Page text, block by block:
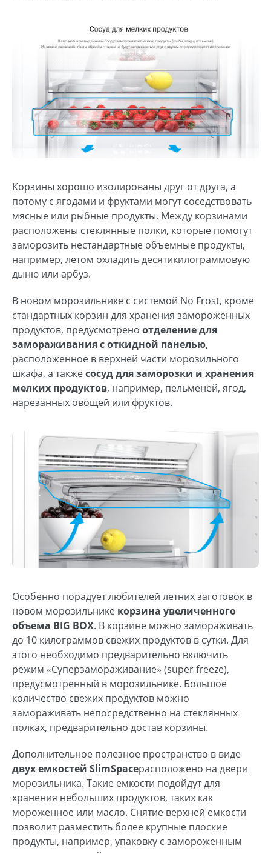
Корзины хорошо изолированы друг от друга, а
потому с ягодами и фруктами могут соседствовать
мясные или рыбные продукты. Между корзинами
расположены стеклянные полки, которые помогут
заморозить нестандартные объемные продукты,
например, летом охладить десятикилограммовую
дыню или арбуз.
В новом морозильнике с системой No Frost, кроме
стандартных корзин для хранения замороженных
продуктов, предусмотрено отделение для
замораживания с откидной панелью,
расположенное в верхней части морозильного
шкафа, а такжесосуд для заморозки и хранения
мелких продуктов, например, пельменей, ягод,
нарезанных овощей или фруктов.
Особенно порадует любителей летних заготовок в
новом морозильнике корзина увеличенного
объема BIG BOX. В корзине можно замораживать
до 10 килограммов свежих продуктов в сутки. Для
этого необходимо предварительно включить
режим «Суперзамораживание» (super freeze),
предусмотренный в морозильнике. Большое
количество свежих продуктов можно
замораживать непосредственно на стеклянных
полках, предварительно достав корзины.
Дополнительное полезное пространство в виде
двух емкостей SlimSpaceрасположено на двери
морозильника. Такие емкости подойдут для
хранения небольших продуктов, таких как
мороженное или масло. Снятие верхней емкости
позволит разместить более крупные плоские
продукты, например, упаковку с замороженным